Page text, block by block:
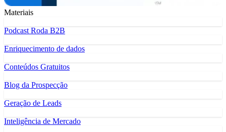
Materiais
Podcast Roda B2B
Enriquecimento de dados
Conteúdos Gratuitos
Blog da Prospecção
Geração de Leads
Inteligência de Mercado